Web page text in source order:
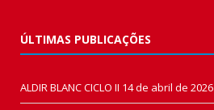
ÚLTIMAS PUBLICAÇÕES
ALDIR BLANC CICLO II 14 de abril de 2026